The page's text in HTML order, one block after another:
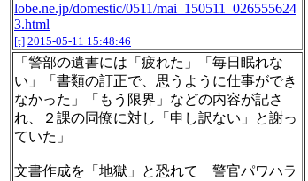
lobe.ne.jp/domestic/0511/mai_150511_026555624
3.html
[t] 2015-05-11 15:48:46
「警部の遺書には「疲れた」「毎日眠れな
い」「書類の訂正で、思うように仕事ができ
なかった」「もう限界」などの内容が記さ
れ、２課の同僚に対し「申し訳ない」と謝っ
ていた」
文書作成を「地獄」と恐れて 警官パワハラ